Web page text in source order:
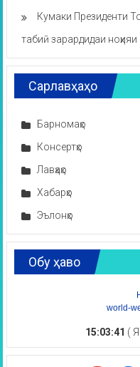
Кумаки Президенти
табиӣ зарардидаи
Сарлавҳаҳо
Барномаҳо
Консертҳо
Лавҳаҳо
Хабарҳо
Эълонҳо
Обу ҳаво
world-
15:03:41 (